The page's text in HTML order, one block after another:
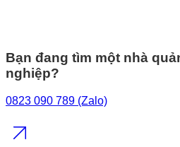
Bạn đang tìm một nhà
nghiệp?
0823 090 789 (Zalo)